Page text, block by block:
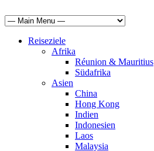
Reiseziele
Afrika
Réunion & Mauritius
Südafrika
Asien
China
Hong Kong
Indien
Indonesien
Laos
Malaysia